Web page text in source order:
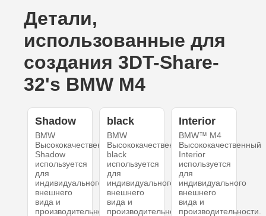
Детали,
использованные для
создания 3DT-Share-
32's BMW M4
Shadow
BMW
Высококачественный
Shadow
используется
для
индивидуального
внешнего
вида и
производительности.
black
BMW
Высококачественный
black
используется
для
индивидуального
внешнего
вида и
производительности.
Interior
BMW™ M4
Высококачественный
Interior
используется
для
индивидуального
внешнего
вида и
производительности.